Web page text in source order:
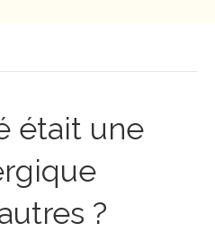
était une
?